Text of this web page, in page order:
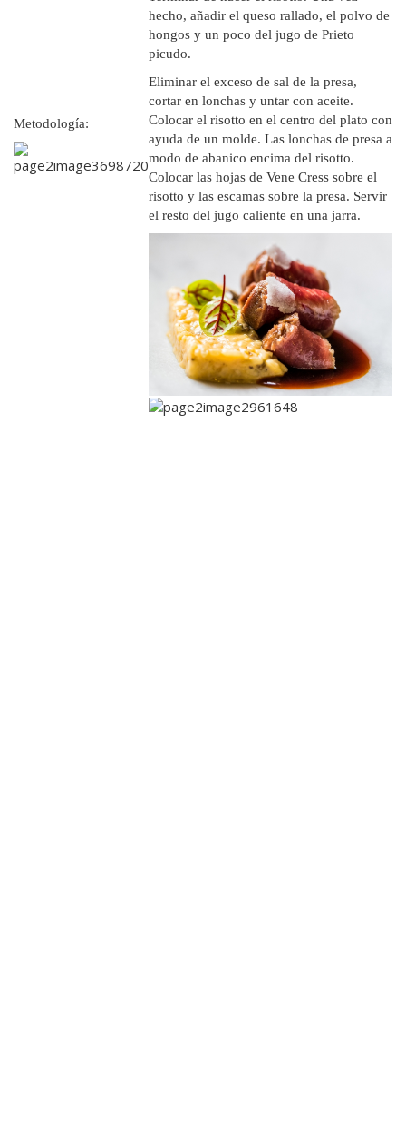
Metodología:
hecho, añadir el queso rallado, el polvo de
hongos y un poco del jugo de Prieto
picudo.
Eliminar el exceso de sal de la presa,
cortar en lonchas y untar con aceite.
Colocar el risotto en el centro del plato con
ayuda de un molde. Las lonchas de presa a
modo de abanico encima del risotto.
Colocar las hojas de Vene Cress sobre el
risotto y las escamas sobre la presa. Servir
el resto del jugo caliente en una jarra.